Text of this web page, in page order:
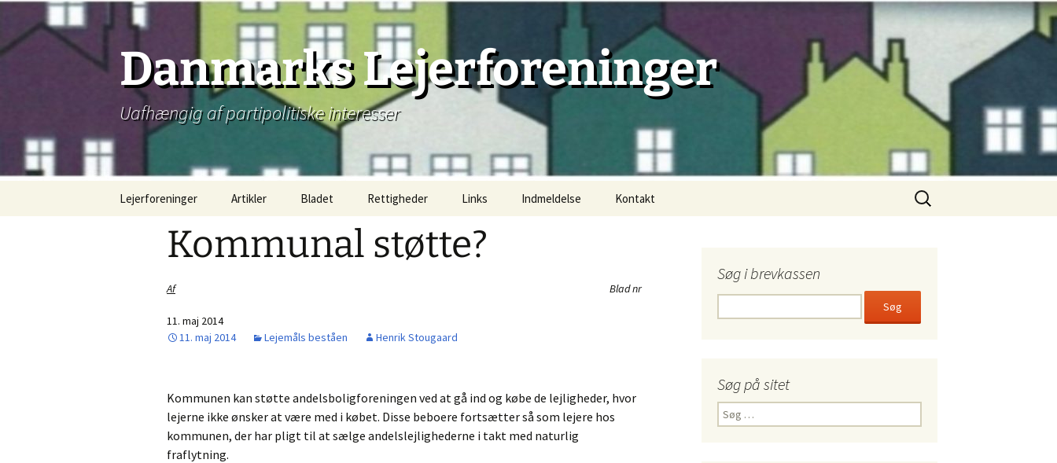
indhold
Danmarks Lejerforeninger
Uafhængig af partipolitiske interesser
Lejerforeninger Artikler Bladet Rettigheder
Lejemål, principielt
Lejemåls afslutning
Links Indmeldelse Kontakt
Søg
efter:
Kommunal støtte?
Af Blad nr
11. maj 2014
11. maj 2014
Lejemåls beståen Henrik Stougaard
Kommunen kan støtte andelsboligforeningen ved at gå ind og købe de lejligheder, hvor
lejerne ikke ønsker at være med i købet. Disse beboere fortsætter så som lejere hos
kommunen, der har pligt til at sælge andelslejlighederne i takt med naturlig
fraflytning.
Søg i brevkassen
Søg på sitet
Søg
efter: